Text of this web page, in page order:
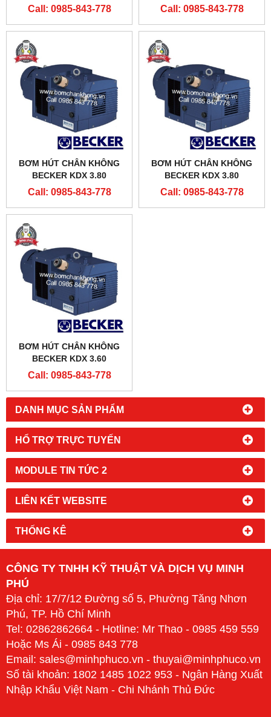
DANH MỤC SẢN PHẨM
HỔ TRỢ TRỰC TUYẾN
MODULE TIN TỨC 2
LIÊN KẾT WEBSITE
THỐNG KÊ
Call: 0985-843-778 Call: 0985-843-778
BƠM HÚT CHÂN KHÔNG
BECKER KDX 3.80
Call: 0985-843-778
BƠM HÚT CHÂN KHÔNG
BECKER KDX 3.80
Call: 0985-843-778
BƠM HÚT CHÂN KHÔNG
BECKER KDX 3.60
Call: 0985-843-778
CÔNG TY TNHH KỸ THUẬT VÀ DỊCH VỤ MINH
PHÚ
Địa chỉ: 17/7/12 Đường số 5, Phường Tăng Nhơn
Phú, TP. Hồ Chí Minh
Tel: 02862862664 - Hotline: Mr Thao - 0985 459 559
Hoặc Ms Ái - 0985 843 778
Email: sales@minhphuco.vn - thuyai@minhphuco.vn
Số tài khoản: 1802 1485 1022 953 - Ngân Hàng Xuất
Nhập Khẩu Việt Nam - Chi Nhánh Thủ Đức